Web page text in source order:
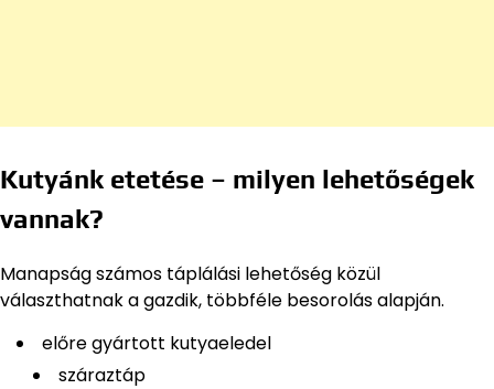
Kutyánk etetése – milyen lehetőségek
vannak?
Manapság számos táplálási lehetőség közül
választhatnak a gazdik, többféle besorolás alapján.
előre gyártott kutyaeledel
száraztáp